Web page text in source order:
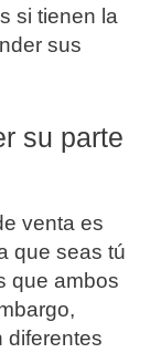
si tienen la
sus
su parte
venta es
que seas tú
que ambos
diferentes